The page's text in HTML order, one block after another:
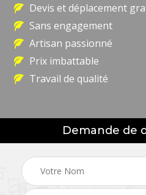
Devis et déplacement
Sans engagement
Artisan passionné
Prix imbattable
Travail de qualité
Demande de